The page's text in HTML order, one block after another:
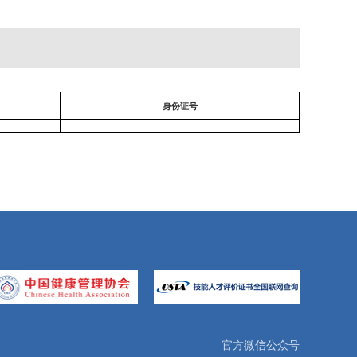
身份证号
官方微信公众号